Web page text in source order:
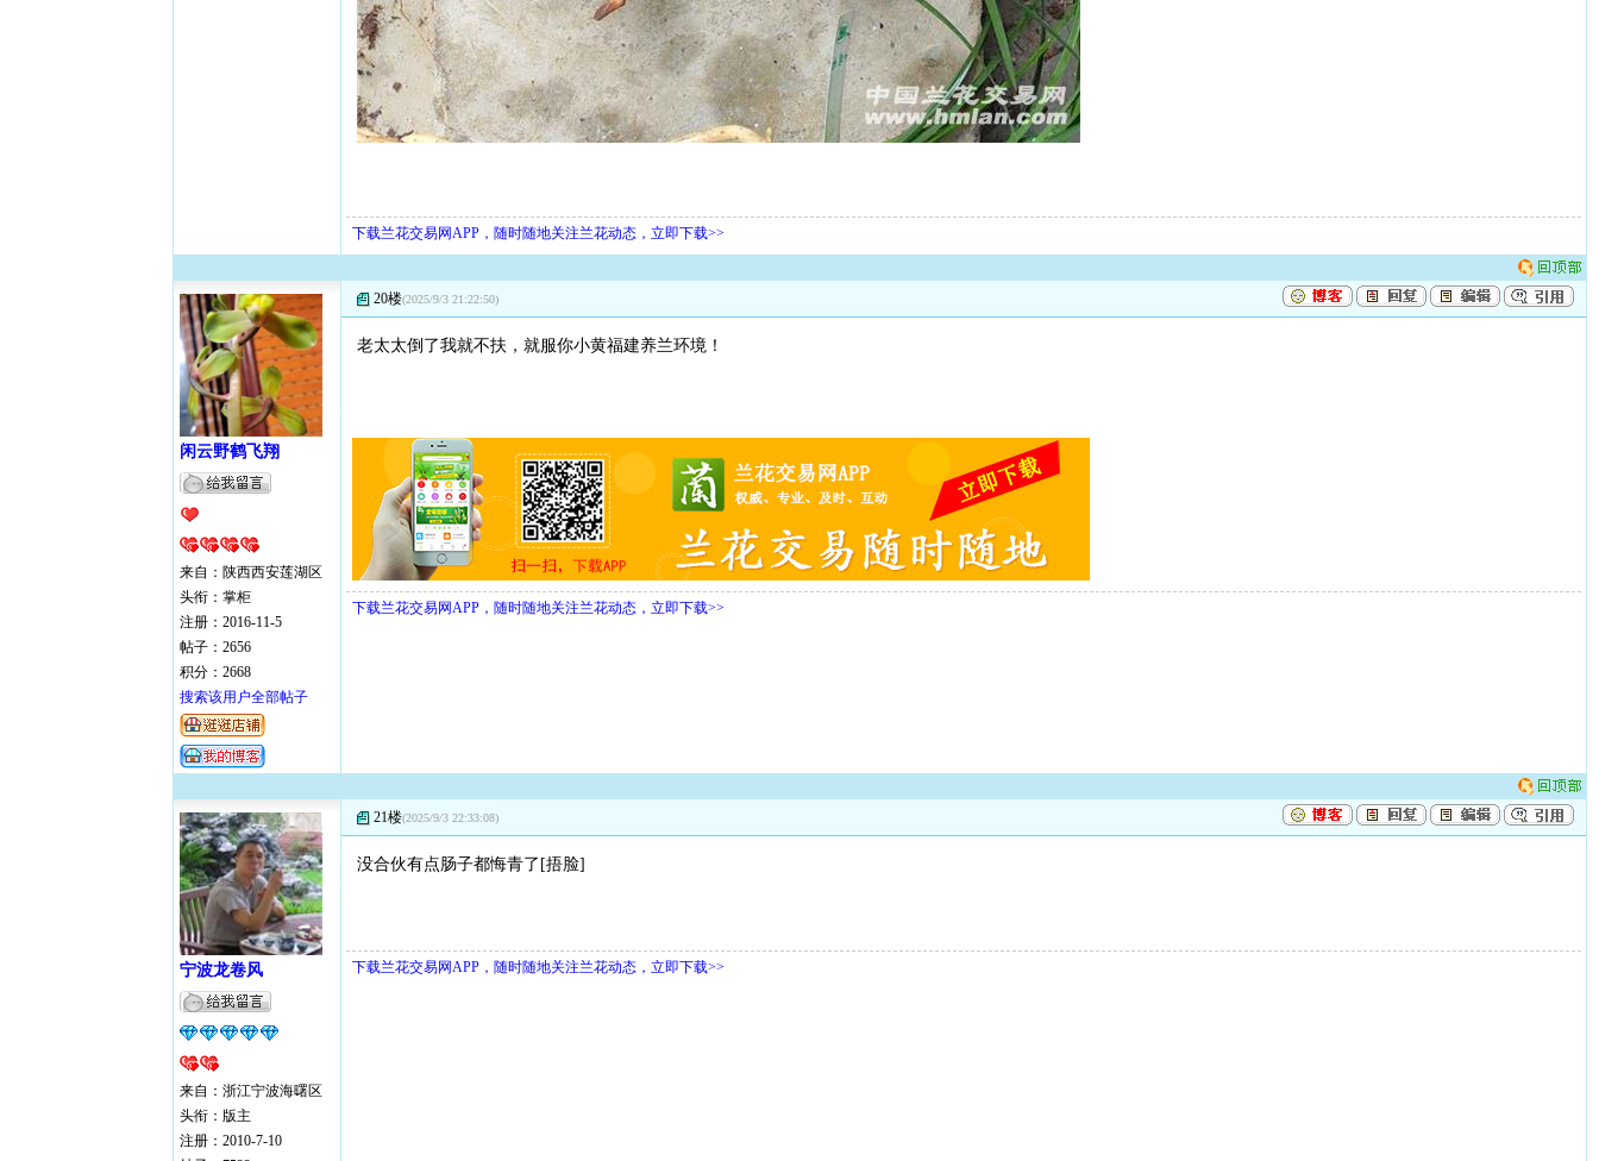
下载兰花交易网APP，随时随地关注兰花动态，立即下载>>
闲云野鹤飞翔
来自：陕西西安莲湖区
头衔：掌柜
注册：2016-11-5
帖子：2656
积分：2668
搜索该用户全部帖子
20楼(2025/9/3 21:22:50)
老太太倒了我就不扶，就服你小黄福建养兰环境！
下载兰花交易网APP，随时随地关注兰花动态，立即下载>>
宁波龙卷风
来自：浙江宁波海曙区
头衔：版主
注册：2010-7-10
21楼(2025/9/3 22:33:08)
没合伙有点肠子都悔青了[捂脸]
下载兰花交易网APP，随时随地关注兰花动态，立即下载>>